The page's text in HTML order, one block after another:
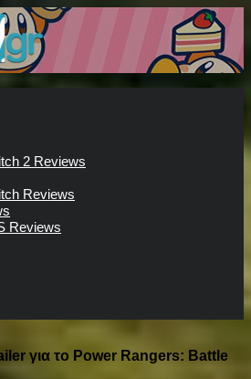
2 Reviews
Reviews
Reviews
για το Power Rangers: Battle